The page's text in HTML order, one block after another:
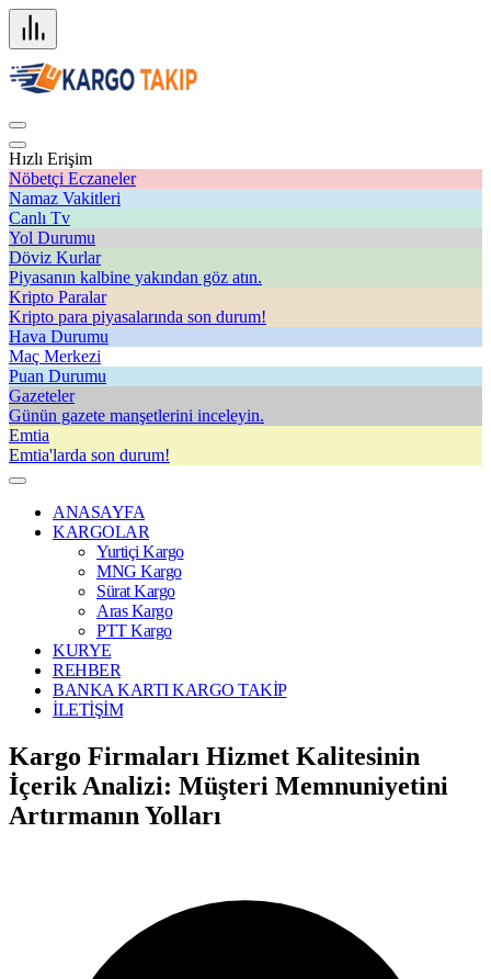
Hızlı Erişim
Nöbetçi Eczaneler
Namaz Vakitleri
Canlı Tv
Yol Durumu
Döviz Kurlar
Piyasanın kalbine yakından göz atın.
Kripto Paralar
Kripto para piyasalarında son durum!
Hava Durumu
Maç Merkezi
Puan Durumu
Gazeteler
Günün gazete manşetlerini inceleyin.
Emtia
Emtia'larda son durum!
ANASAYFA
KARGOLAR
Yurtiçi Kargo
MNG Kargo
Sürat Kargo
Aras Kargo
PTT Kargo
KURYE
REHBER
BANKA KARTI KARGO TAKİP
İLETİŞİM
Kargo Firmaları Hizmet Kalitesinin
İçerik Analizi: Müşteri Memnuniyetini
Artırmanın Yolları